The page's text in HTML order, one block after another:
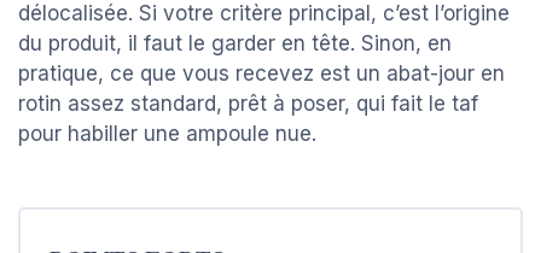
délocalisée. Si votre critère principal, c’est l’origine
du produit, il faut le garder en tête. Sinon, en
pratique, ce que vous recevez est un abat-jour en
rotin assez standard, prêt à poser, qui fait le taf
pour habiller une ampoule nue.